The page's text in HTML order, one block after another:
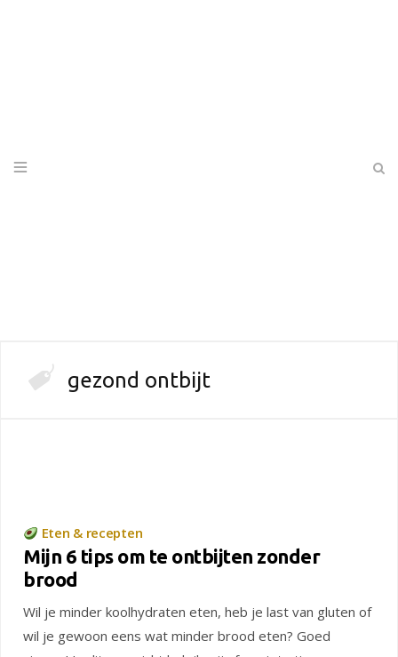
gezond ontbijt
Eten & recepten
Mijn 6 tips om te ontbijten zonder
brood
Wil je minder koolhydraten eten, heb je last van gluten of
wil je gewoon eens wat minder brood eten? Goed